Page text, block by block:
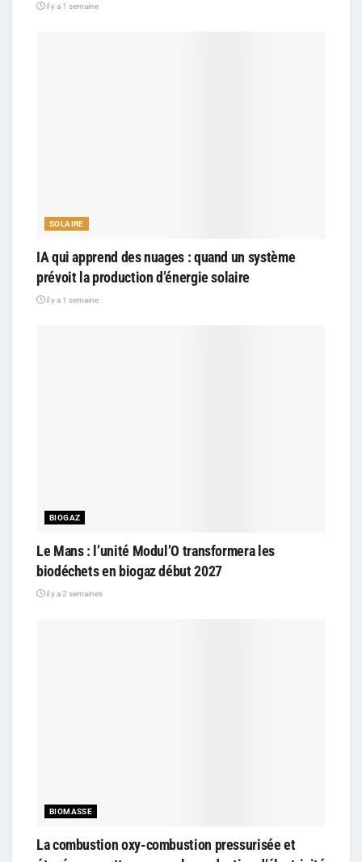
il y a 1 semaine
SOLAIRE
IA qui apprend des nuages : quand un système
prévoit la production d’énergie solaire
il y a 1 semaine
BIOGAZ
Le Mans : l’unité Modul’O transformera les
biodéchets en biogaz début 2027
il y a 2 semaines
BIOMASSE
La combustion oxy-combustion pressurisée et